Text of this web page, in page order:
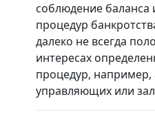
соблюдение баланса
процедур
далеко не всегда
интересах
процедур,
управляющих или